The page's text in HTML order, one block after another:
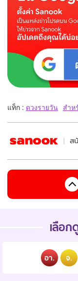
แท็ก : ดวงรายวัน สำห
ส
เลือ
อา. จ.